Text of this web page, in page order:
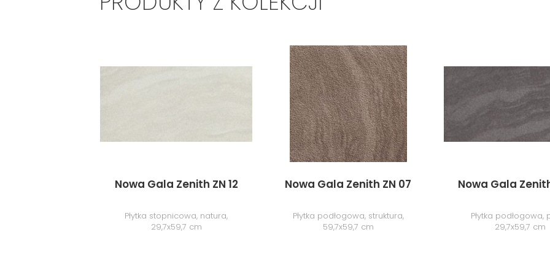
Nowa Gala Zenith ZN 12
Płytka stopnicowa, natura,
29,7x59,7 cm
Nowa Gala Zenith ZN 07
Płytka podłogowa, struktura,
59,7x59,7 cm
Nowa Gala
Płytka podłogowa,
29,7x59,7 cm